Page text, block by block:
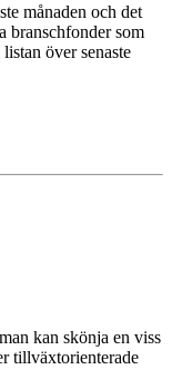
månaden och det
branschfonder som
över senaste
kan skönja en viss
tillväxtorienterade